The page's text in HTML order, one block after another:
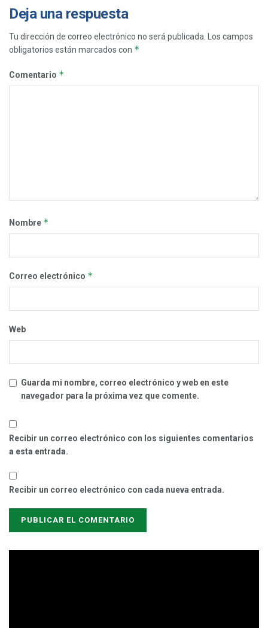
Deja una respuesta
Tu dirección de correo electrónico no será publicada.
Los campos
obligatorios están marcados con *
Comentario *
Nombre *
Correo electrónico *
Web
Guarda mi nombre, correo electrónico y web en este
navegador para la próxima vez que comente.
Recibir un correo electrónico con los siguientes comentarios
a esta entrada.
Recibir un correo electrónico con cada nueva entrada.